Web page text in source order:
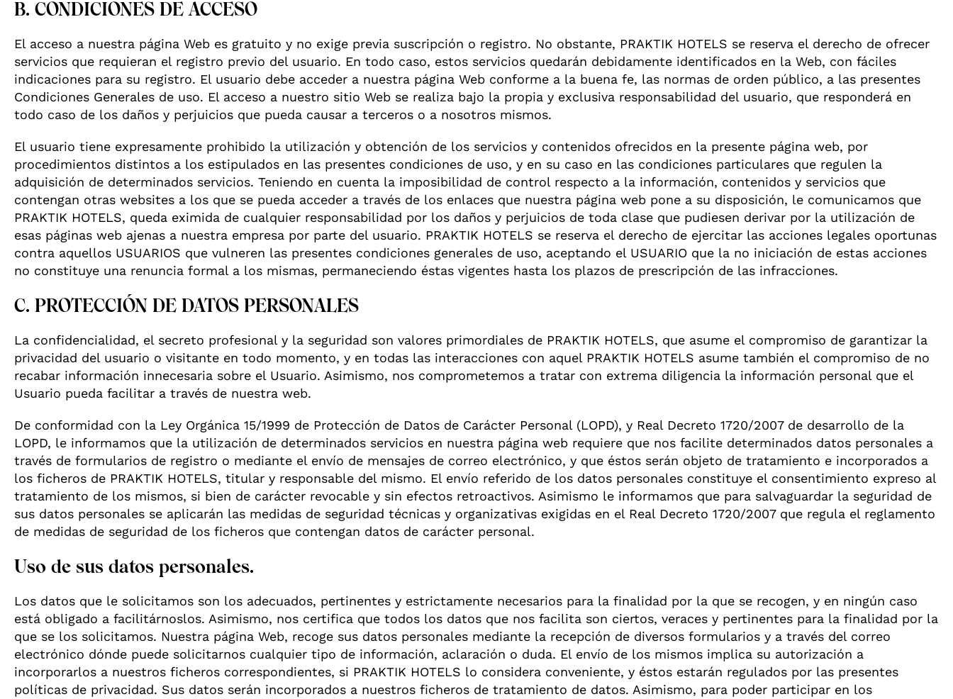
B. CONDICIONES DE ACCESO
El acceso a nuestra página Web es gratuito y no exige previa suscripción o registro. No obstante, PRAKTIK HOTELS se reserva el derecho de ofrecer
servicios que requieran el registro previo del usuario. En todo caso, estos servicios quedarán debidamente identificados en la Web, con fáciles
indicaciones para su registro. El usuario debe acceder a nuestra página Web conforme a la buena fe, las normas de orden público, a las presentes
Condiciones Generales de uso. El acceso a nuestro sitio Web se realiza bajo la propia y exclusiva responsabilidad del usuario, que responderá en
todo caso de los daños y perjuicios que pueda causar a terceros o a nosotros mismos.
El usuario tiene expresamente prohibido la utilización y obtención de los servicios y contenidos ofrecidos en la presente página web, por
procedimientos distintos a los estipulados en las presentes condiciones de uso, y en su caso en las condiciones particulares que regulen la
adquisición de determinados servicios. Teniendo en cuenta la imposibilidad de control respecto a la información, contenidos y servicios que
contengan otras websites a los que se pueda acceder a través de los enlaces que nuestra página web pone a su disposición, le comunicamos que
PRAKTIK HOTELS, queda eximida de cualquier responsabilidad por los daños y perjuicios de toda clase que pudiesen derivar por la utilización de
esas páginas web ajenas a nuestra empresa por parte del usuario. PRAKTIK HOTELS se reserva el derecho de ejercitar las acciones legales oportunas
contra aquellos USUARIOS que vulneren las presentes condiciones generales de uso, aceptando el USUARIO que la no iniciación de estas acciones
no constituye una renuncia formal a los mismas, permaneciendo éstas vigentes hasta los plazos de prescripción de las infracciones.
C. PROTECCIÓN DE DATOS PERSONALES
La confidencialidad, el secreto profesional y la seguridad son valores primordiales de PRAKTIK HOTELS, que asume el compromiso de garantizar la
privacidad del usuario o visitante en todo momento, y en todas las interacciones con aquel PRAKTIK HOTELS asume también el compromiso de no
recabar información innecesaria sobre el Usuario. Asimismo, nos comprometemos a tratar con extrema diligencia la información personal que el
Usuario pueda facilitar a través de nuestra web.
De conformidad con la Ley Orgánica 15/1999 de Protección de Datos de Carácter Personal (LOPD), y Real Decreto 1720/2007 de desarrollo de la
LOPD, le informamos que la utilización de determinados servicios en nuestra página web requiere que nos facilite determinados datos personales a
través de formularios de registro o mediante el envío de mensajes de correo electrónico, y que éstos serán objeto de tratamiento e incorporados a
los ficheros de PRAKTIK HOTELS, titular y responsable del mismo. El envío referido de los datos personales constituye el consentimiento expreso al
tratamiento de los mismos, si bien de carácter revocable y sin efectos retroactivos. Asimismo le informamos que para salvaguardar la seguridad de
sus datos personales se aplicarán las medidas de seguridad técnicas y organizativas exigidas en el Real Decreto 1720/2007 que regula el reglamento
de medidas de seguridad de los ficheros que contengan datos de carácter personal.
Uso de sus datos personales.
Los datos que le solicitamos son los adecuados, pertinentes y estrictamente necesarios para la finalidad por la que se recogen, y en ningún caso
está obligado a facilitárnoslos. Asimismo, nos certifica que todos los datos que nos facilita son ciertos, veraces y pertinentes para la finalidad por la
que se los solicitamos. Nuestra página Web, recoge sus datos personales mediante la recepción de diversos formularios y a través del correo
electrónico dónde puede solicitarnos cualquier tipo de información, aclaración o duda. El envío de los mismos implica su autorización a
incorporarlos a nuestros ficheros correspondientes, si PRAKTIK HOTELS lo considera conveniente, y éstos estarán regulados por las presentes
políticas de privacidad. Sus datos serán incorporados a nuestros ficheros de tratamiento de datos. Asimismo, para poder participar en los